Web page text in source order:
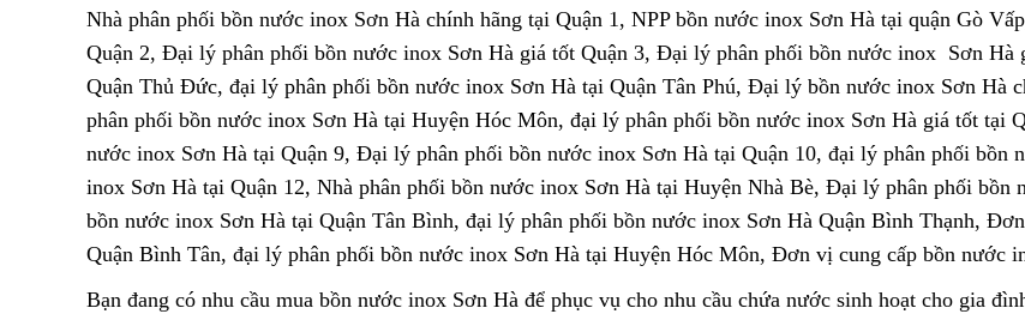
Nhà phân phối bồn nước inox Sơn Hà chính hãng tại Quận 1, NPP bồn nước inox Sơn Hà tại quận Gò
Quận 2, Đại lý phân phối bồn nước inox Sơn Hà giá tốt Quận 3, Đại lý phân phối bồn nước inox Sơn
Quận Thủ Đức, đại lý phân phối bồn nước inox Sơn Hà tại Quận Tân Phú, Đại lý bồn nước inox Sơn Hà
phân phối bồn nước inox Sơn Hà tại Huyện Hóc Môn, đại lý phân phối bồn nước inox Sơn Hà giá tốt tại
nước inox Sơn Hà tại Quận 9, Đại lý phân phối bồn nước inox Sơn Hà tại Quận 10, đại lý phân phối bồn
inox Sơn Hà tại Quận 12, Nhà phân phối bồn nước inox Sơn Hà tại Huyện Nhà Bè, Đại lý phân phối bồn
bồn nước inox Sơn Hà tại Quận Tân Bình, đại lý phân phối bồn nước inox Sơn Hà Quận Bình Thạnh,
Quận Bình Tân, đại lý phân phối bồn nước inox Sơn Hà tại Huyện Hóc Môn, Đơn vị cung cấp bồn nước
Bạn đang có nhu cầu mua bồn nước inox Sơn Hà để phục vụ cho nhu cầu chứa nước sinh hoạt cho gia